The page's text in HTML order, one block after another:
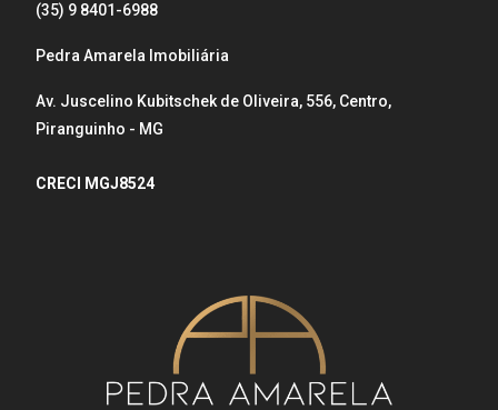
(35) 9 8401-6988
Pedra Amarela Imobiliária
Av. Juscelino Kubitschek de Oliveira, 556, Centro,
Piranguinho - MG
CRECI MGJ8524